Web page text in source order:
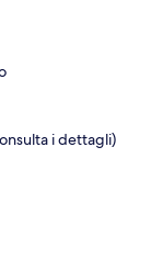
i dettagli)